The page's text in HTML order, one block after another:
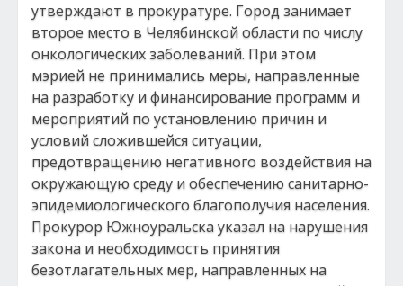
утверждают в прокуратуре. Город занимает
второе место в Челябинской области по числу
онкологических заболеваний. При этом
мэрией не принимались меры, направленные
на разработку и финансирование программ и
мероприятий по установлению причин и
условий сложившейся ситуации,
предотвращению негативного воздействия на
окружающую среду и обеспечению санитарно-
эпидемиологического благополучия населения.
Прокурор Южноуральска указал на нарушения
закона и необходимость принятия
безотлагательных мер, направленных на